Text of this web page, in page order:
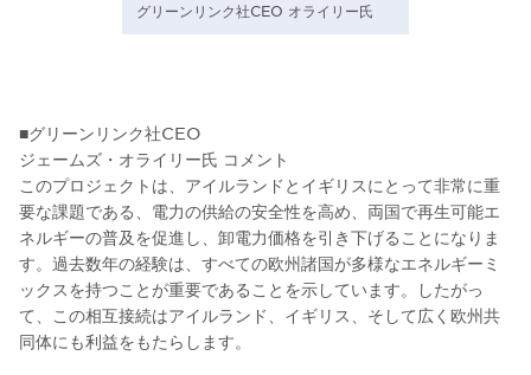
グリーンリンク社CEO オライリー氏
■グリーンリンク社CEO
ジェームズ・オライリー氏 コメント
このプロジェクトは、アイルランドとイギリスにとって非常に重
要な課題である、電力の供給の安全性を高め、両国で再生可能エ
ネルギーの普及を促進し、卸電力価格を引き下げることになりま
す。過去数年の経験は、すべての欧州諸国が多様なエネルギーミ
ックスを持つことが重要であることを示しています。したがっ
て、この相互接続はアイルランド、イギリス、そして広く欧州共
同体にも利益をもたらします。